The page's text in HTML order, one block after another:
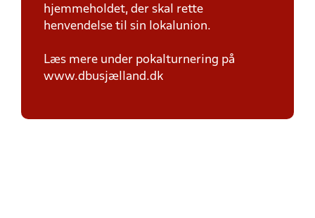
hjemmeholdet, der skal rette
henvendelse til sin lokalunion.
Læs mere under pokalturnering på
www.dbusjælland.dk